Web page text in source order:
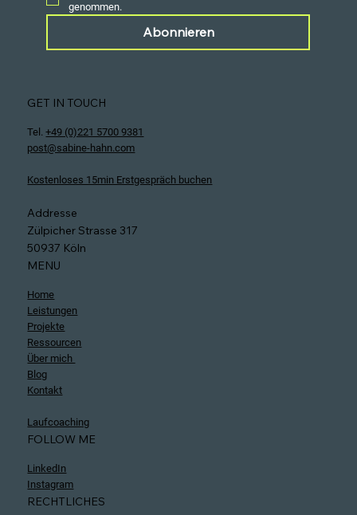
genommen.
Abonnieren
GET IN TOUCH
Tel.+49 (0)221 5700 9381
post@sabine-hahn.com
Kostenloses 15min Erstgespräch buchen
Addresse
Zülpicher Strasse 317
50937 Köln
MENU
Home
Leistungen
Projekte
Ressourcen
Über mich
Blog
Kontakt
Laufcoaching
FOLLOW ME
LinkedIn
Instagram
RECHTLICHES